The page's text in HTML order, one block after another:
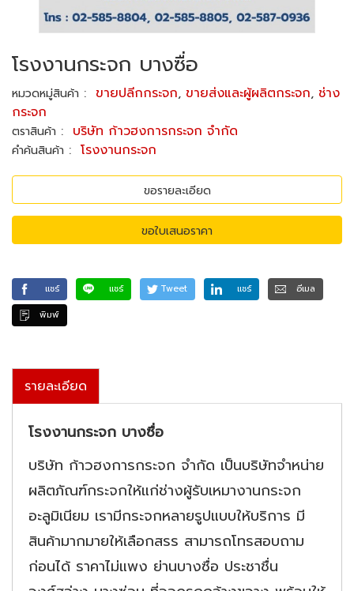
โรงงานกระจก บางซื่อ
หมวดหมู่สินค้า : ขายปลีกกระจก, ขายส่งและผู้ผลิตกระจก, ช่าง
กระจก
ตราสินค้า : บริษัท ก้าวฮงการกระจก จำกัด
คำค้นสินค้า : โรงงานกระจก
ขอรายละเอียด
ขอใบเสนอราคา
แชร์ แชร์ Tweet แชร์
อีเมล
พิมพ์
รายละเอียด
โรงงานกระจก บางซื่อ
บริษัท ก้าวฮงการกระจก จำกัด เป็นบริษัทจำหน่าย
ผลิตภัณฑ์กระจกให้แก่ช่างผู้รับเหมางานกระจก
อะลูมิเนียม เรามีกระจกหลายรูปแบบให้บริการ มี
สินค้ามากมายให้เลือกสรร สามารถโทรสอบถาม
ก่อนได้ ราคาไม่แพง ย่านบางซื่อ ประชาชื่น